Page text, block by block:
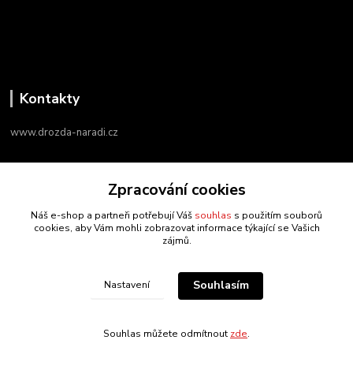
Kontakty
www.drozda-naradi.cz
info@drozda-naradi.cz
drozda-naradi.cz
Zpracování cookies
Náš e-shop a partneři potřebují Váš souhlas s použitím souborů
cookies, aby Vám mohli zobrazovat informace týkající se Vašich
zájmů.
Nastavení Souhlasím
Souhlas můžete odmítnout zde.